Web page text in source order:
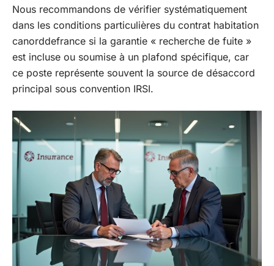
Nous recommandons de vérifier systématiquement
dans les conditions particulières du contrat habitation
canorddefrance si la garantie « recherche de fuite »
est incluse ou soumise à un plafond spécifique, car
ce poste représente souvent la source de désaccord
principal sous convention IRSI.